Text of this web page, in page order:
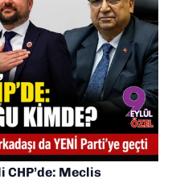
Meclis